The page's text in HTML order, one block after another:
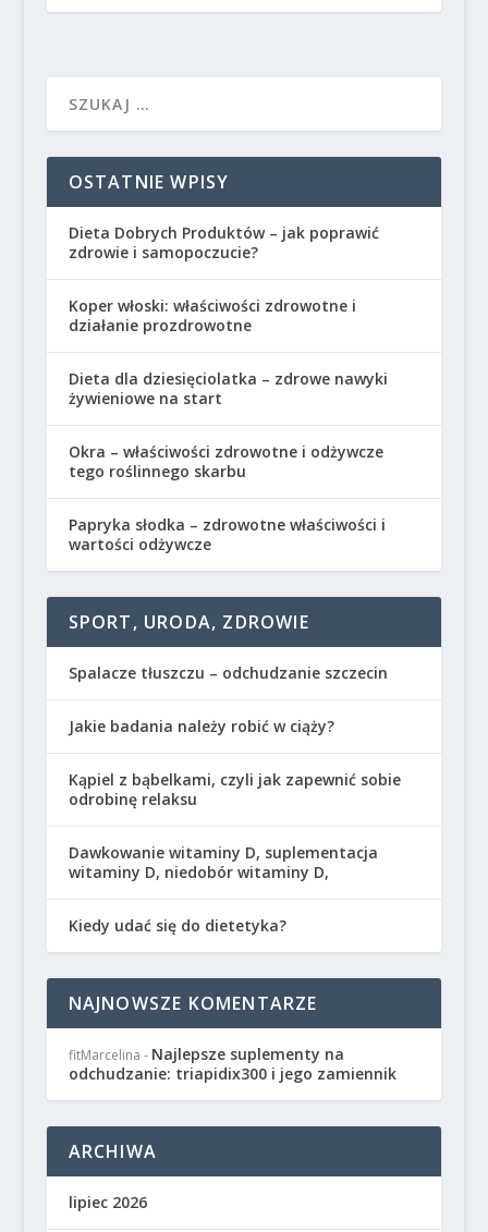
OSTATNIE WPISY
Dieta Dobrych Produktów – jak poprawić
zdrowie i samopoczucie?
Koper włoski: właściwości zdrowotne i
działanie prozdrowotne
Dieta dla dziesięciolatka – zdrowe nawyki
żywieniowe na start
Okra – właściwości zdrowotne i odżywcze
tego roślinnego skarbu
Papryka słodka – zdrowotne właściwości i
wartości odżywcze
SPORT, URODA, ZDROWIE
Spalacze tłuszczu – odchudzanie szczecin
Jakie badania należy robić w ciąży?
Kąpiel z bąbelkami, czyli jak zapewnić sobie
odrobinę relaksu
Dawkowanie witaminy D, suplementacja
witaminy D, niedobór witaminy D,
Kiedy udać się do dietetyka?
NAJNOWSZE KOMENTARZE
fitMarcelina - Najlepsze suplementy na
odchudzanie: triapidix300 i jego zamiennik
ARCHIWA
lipiec 2026